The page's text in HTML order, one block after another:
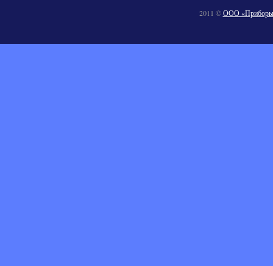
2011 ©ООО «Приборы